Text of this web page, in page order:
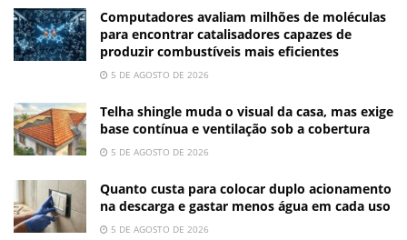
Computadores avaliam milhões de moléculas
para encontrar catalisadores capazes de
produzir combustíveis mais eficientes
5 DE AGOSTO DE 2026
Telha shingle muda o visual da casa, mas exige
base contínua e ventilação sob a cobertura
5 DE AGOSTO DE 2026
Quanto custa para colocar duplo acionamento
na descarga e gastar menos água em cada uso
5 DE AGOSTO DE 2026